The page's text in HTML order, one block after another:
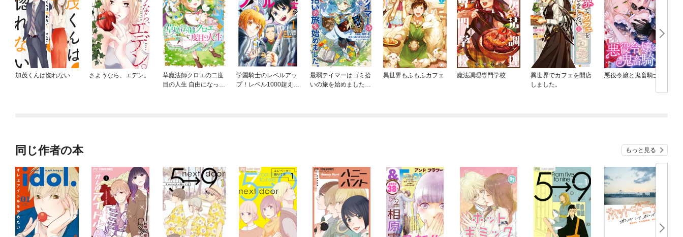
加茂くんは惚れない さようなら、エデン。
草魔法師クロエの二度
目の人生 自由になって
学園騎士のレベルアッ
プ！レベル1000超えの
最弱テイマーはゴミ拾
いの旅を始めました。
異世界もふもふカフェ 魔法調理専門学校
異世界でカフェを開店
しました。
悪役令嬢と鬼畜騎士
同じ作者の本 もっと見る